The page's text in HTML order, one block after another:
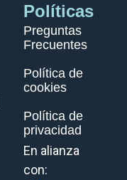
Políticas
Preguntas
Frecuentes
Política de
cookies
Política de
privacidad
En alianza
con: